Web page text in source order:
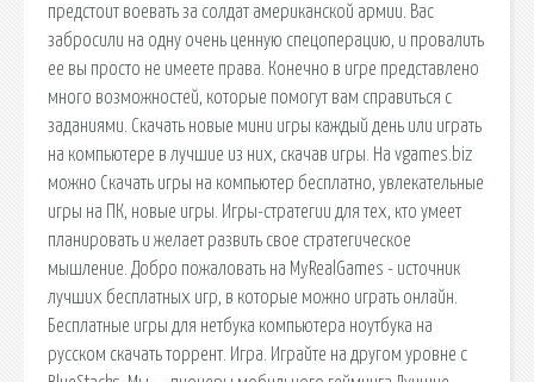
предстоит воевать за солдат американской армии. Вас
забросили на одну очень ценную спецоперацию, и провалить
ее вы просто не имеете права. Конечно в игре представлено
много возможностей, которые помогут вам справиться с
заданиями. Скачать новые мини игры каждый день или играть
на компьютере в лучшие из них, скачав игры. На vgames.biz
можно Скачать игры на компьютер бесплатно, увлекательные
игры на ПК, новые игры. Игры-стратегии для тех, кто умеет
планировать и желает развить свое стратегическое
мышление. Добро пожаловать на MyRealGames - источник
лучших бесплатных игр, в которые можно играть онлайн.
Бесплатные игры для нетбука компьютера ноутбука на
русском скачать торрент. Игра. Играйте на другом уровне с